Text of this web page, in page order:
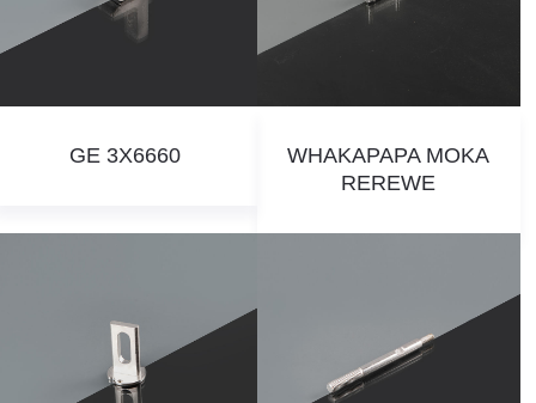
GE 3X6660
WHAKAPAPA MOKA
REREWE